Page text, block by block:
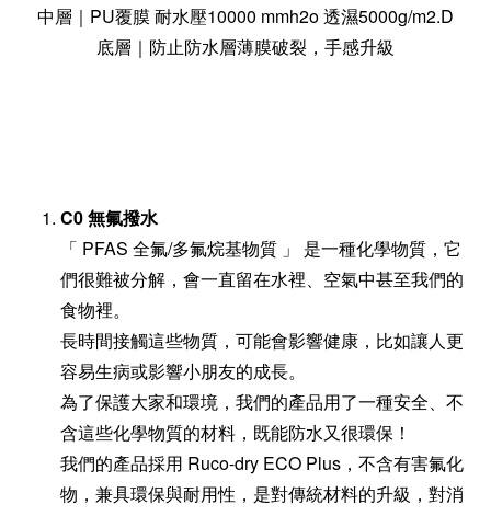
中層｜PU覆膜 耐水壓10000 mmh2o 透濕5000g/m2.D
底層｜防止防水層薄膜破裂，手感升級
C0 無氟撥水
「 PFAS 全氟/多氟烷基物質 」 是一種化學物質，它
們很難被分解，會一直留在水裡、空氣中甚至我們的
食物裡。
長時間接觸這些物質，可能會影響健康，比如讓人更
容易生病或影響小朋友的成長。
為了保護大家和環境，我們的產品用了一種安全、不
含這些化學物質的材料，既能防水又很環保！
我們的產品採用 Ruco-dry ECO Plus，不含有害氟化
物，兼具環保與耐用性，是對傳統材料的升級，對消